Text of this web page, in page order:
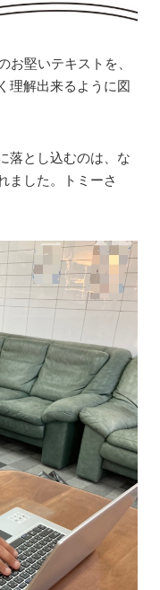
お堅いテキストを、
理解出来るように図
落とし込むのは、な
ました。トミーさ